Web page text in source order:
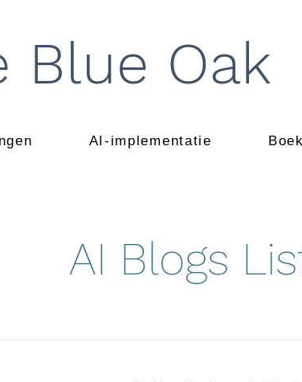
Blue Oak
AI-implementatie Boek
AI Blogs